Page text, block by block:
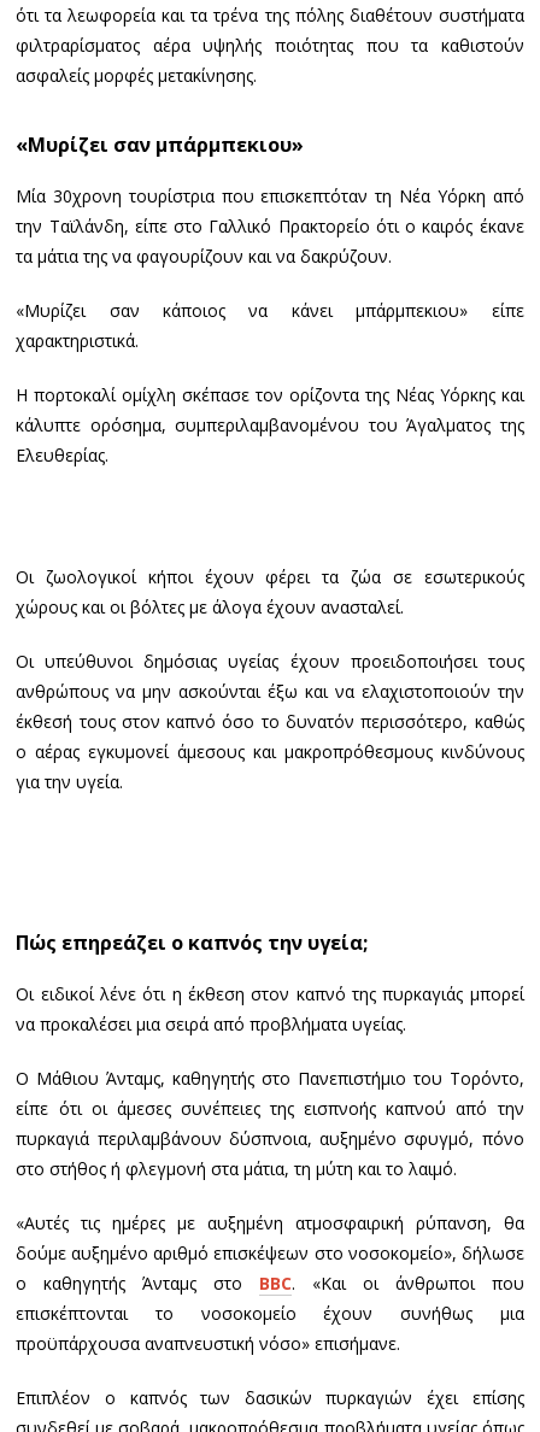
ότι τα λεωφορεία και τα τρένα της πόλης διαθέτουν συστήματα
φιλτραρίσματος αέρα υψηλής ποιότητας που τα καθιστούν
ασφαλείς μορφές μετακίνησης.
«Μυρίζει σαν μπάρμπεκιου»
Μία 30χρονη τουρίστρια που επισκεπτόταν τη Νέα Υόρκη από
την Ταϊλάνδη, είπε στο Γαλλικό Πρακτορείο ότι ο καιρός έκανε
τα μάτια της να φαγουρίζουν και να δακρύζουν.
«Μυρίζει σαν κάποιος να κάνει μπάρμπεκιου» είπε
χαρακτηριστικά.
H πορτοκαλί ομίχλη σκέπασε τον ορίζοντα της Νέας Υόρκης και
κάλυπτε ορόσημα, συμπεριλαμβανομένου του Άγαλματος της
Ελευθερίας.
Οι ζωολογικοί κήποι έχουν φέρει τα ζώα σε εσωτερικούς
χώρους και οι βόλτες με άλογα έχουν ανασταλεί.
Οι υπεύθυνοι δημόσιας υγείας έχουν προειδοποιήσει τους
ανθρώπους να μην ασκούνται έξω και να ελαχιστοποιούν την
έκθεσή τους στον καπνό όσο το δυνατόν περισσότερο, καθώς
ο αέρας εγκυμονεί άμεσους και μακροπρόθεσμους κινδύνους
για την υγεία.
Πώς επηρεάζει ο καπνός την υγεία;
Οι ειδικοί λένε ότι η έκθεση στον καπνό της πυρκαγιάς μπορεί
να προκαλέσει μια σειρά από προβλήματα υγείας.
Ο Μάθιου Άνταμς, καθηγητής στο Πανεπιστήμιο του Τορόντο,
είπε ότι οι άμεσες συνέπειες της εισπνοής καπνού από την
πυρκαγιά περιλαμβάνουν δύσπνοια, αυξημένο σφυγμό, πόνο
στο στήθος ή φλεγμονή στα μάτια, τη μύτη και το λαιμό.
«Αυτές τις ημέρες με αυξημένη ατμοσφαιρική ρύπανση, θα
δούμε αυξημένο αριθμό επισκέψεων στο νοσοκομείο», δήλωσε
ο καθηγητής Άνταμς στο BBC. «Και οι άνθρωποι που
επισκέπτονται το νοσοκομείο έχουν συνήθως μια
προϋπάρχουσα αναπνευστική νόσο» επισήμανε.
Επιπλέον ο καπνός των δασικών πυρκαγιών έχει επίσης
συνδεθεί με σοβαρά, μακροπρόθεσμα προβλήματα υγείας όπως